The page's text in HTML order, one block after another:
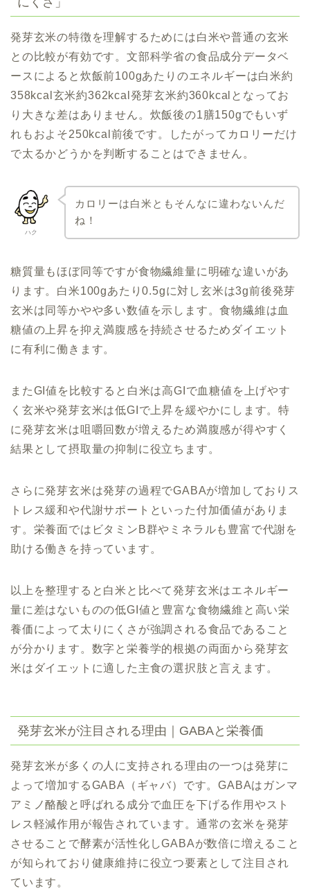
発芽玄米の特徴を理解するためには白米や普通の玄米
との比較が有効です。文部科学省の食品成分データベ
ースによると炊飯前100gあたりのエネルギーは白米約
358kcal玄米約362kcal発芽玄米約360kcalとなってお
り大きな差はありません。炊飯後の1膳150gでもいず
れもおよそ250kcal前後です。したがってカロリーだけ
で太るかどうかを判断することはできません。
ハク
カロリーは白米ともそんなに違わないんだ
ね！
糖質量もほぼ同等ですが食物繊維量に明確な違いがあ
ります。白米100gあたり0.5gに対し玄米は3g前後発芽
玄米は同等かやや多い数値を示します。食物繊維は血
糖値の上昇を抑え満腹感を持続させるためダイエット
に有利に働きます。
またGI値を比較すると白米は高GIで血糖値を上げやす
く玄米や発芽玄米は低GIで上昇を緩やかにします。特
に発芽玄米は咀嚼回数が増えるため満腹感が得やすく
結果として摂取量の抑制に役立ちます。
さらに発芽玄米は発芽の過程でGABAが増加しておりス
トレス緩和や代謝サポートといった付加価値がありま
す。栄養面ではビタミンB群やミネラルも豊富で代謝を
助ける働きを持っています。
以上を整理すると白米と比べて発芽玄米はエネルギー
量に差はないものの低GI値と豊富な食物繊維と高い栄
養価によって太りにくさが強調される食品であること
が分かります。数字と栄養学的根拠の両面から発芽玄
米はダイエットに適した主食の選択肢と言えます。
発芽玄米が注目される理由｜GABAと栄養価
発芽玄米が多くの人に支持される理由の一つは発芽に
よって増加するGABA（ギャバ）です。GABAはガンマ
アミノ酪酸と呼ばれる成分で血圧を下げる作用やスト
レス軽減作用が報告されています。通常の玄米を発芽
させることで酵素が活性化しGABAが数倍に増えること
が知られており健康維持に役立つ要素として注目され
ています。